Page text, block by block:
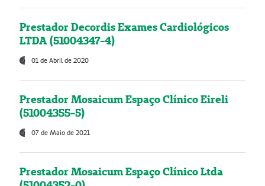
Prestador Decordis Exames Cardiológicos
LTDA (51004347-4)
01 de Abril de 2020
Prestador Mosaicum Espaço Clínico Eireli
(51004355-5)
07 de Maio de 2021
Prestador Mosaicum Espaço Clínico Ltda